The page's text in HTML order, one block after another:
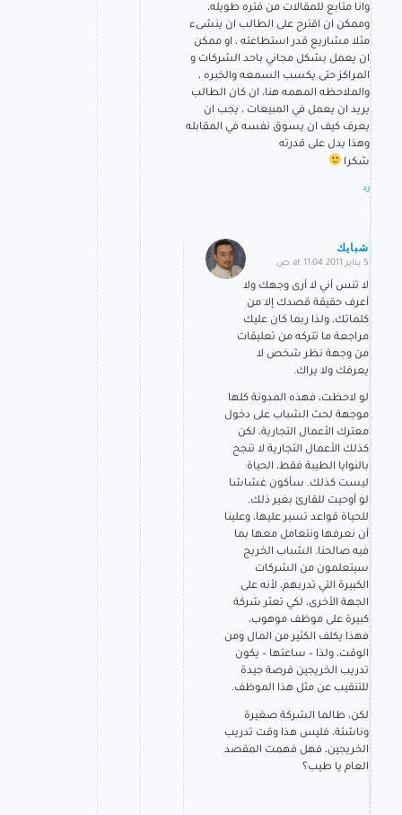
وانا متابع للمقالات من فتره طويله،
وممكن ان اقترح على الطالب ان ينشىء
مثلا مشاريع قدر استطاعته ، او ممكن
ان يعمل بشكل مجاني باحد الشركات و
المراكز حتى يكسب السمعه والخبره ،
والملاحظه المهمه هنا، ان كان الطالب
يريد ان يعمل في المبيعات ، يجب ان
يعرف كيف ان يسوق نفسه في المقابله
وهذا يدل على قدرته
شكرا
رد
شبايك
says:
5 يناير 2011 at 11:04 ص
لا تنس أني لا أرى وجهك ولا
أعرف حقيقة قصدك إلا من
كلماتك، ولذا ربما كان عليك
مراجعة ما تتركه من تعليقات
من وجهة نظر شخص لا
يعرفك ولا يراك.
لو لاحظت، فهذه المدونة كلها
موجهة لحث الشباب على دخول
معترك الأعمال التجارية، لكن
كذلك الأعمال التجارية لا تنجح
بالنوايا الطيبة فقط، الحياة
ليست كذلك. سأكون غشاشا
لو أوحيت للقارئ بغير ذلك.
للحياة قواعد تسير عليها، وعلينا
أن نعرفها ونتعامل معها بما
فيه صالحنا. الشباب الخريج
سيتعلمون من الشركات
الكبيرة التي تدربهم، لأنه على
الجهة الأخرى، لكي تعثر شركة
كبيرة على موظف موهوب،
فهذا يكلف الكثير من المال ومن
الوقت، ولذا – ساعتها – يكون
تدريب الخريجين فرصة جيدة
للتنقيب عن مثل هذا الموظف.
لكن، طالما الشركة صغيرة
وناشئة، فليس هذا وقت تدريب
الخريجين، فهل فهمت المقصد
العام يا طيب؟